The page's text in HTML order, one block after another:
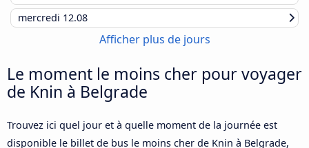
mercredi 12.08
Afficher plus de jours
Le moment le moins cher pour voyager
de Knin à Belgrade
Trouvez ici quel jour et à quelle moment de la journée est
disponible le billet de bus le moins cher de Knin à Belgrade,